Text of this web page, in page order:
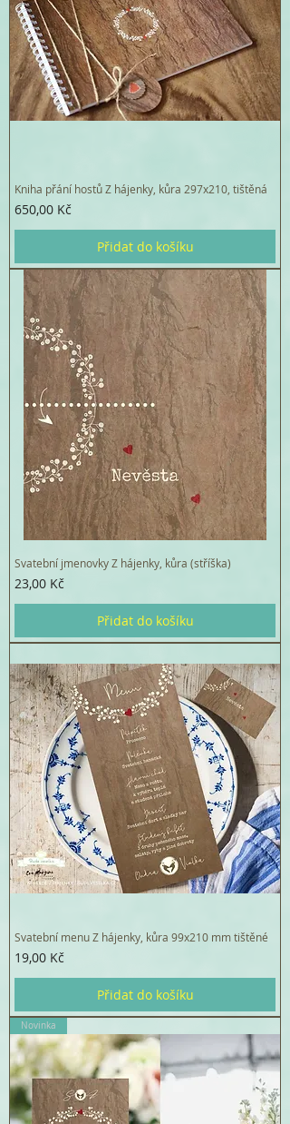
Kniha přání hostů Z hájenky, kůra 297x210, tištěná
Cena
650,00 Kč
Přidat do košíku
Svatební jmenovky Z hájenky, kůra (stříška)
Cena
23,00 Kč
Přidat do košíku
Svatební menu Z hájenky, kůra 99x210 mm tištěné
Cena
19,00 Kč
Přidat do košíku
Novinka